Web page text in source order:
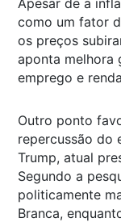
como um fator
os preços
aponta melhora
emprego e
Outro ponto
repercussão do
Trump, atual
Segundo a
politicamente
Branca,